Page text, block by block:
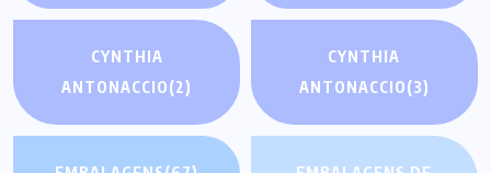
CYNTHIA
ANTONACCIO(2)
CYNTHIA
ANTONACCIO(3)